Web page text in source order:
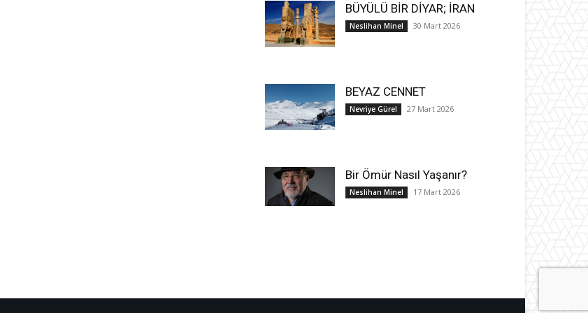
BÜYÜLÜ BİR DİYAR; İRAN
Neslihan Minel 30 Mart 2026
BEYAZ CENNET
Nevriye Gürel 27 Mart 2026
Bir Ömür Nasıl Yaşanır?
Neslihan Minel 17 Mart 2026